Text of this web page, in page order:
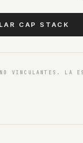
CAP STACK
VINCULANTES. LA